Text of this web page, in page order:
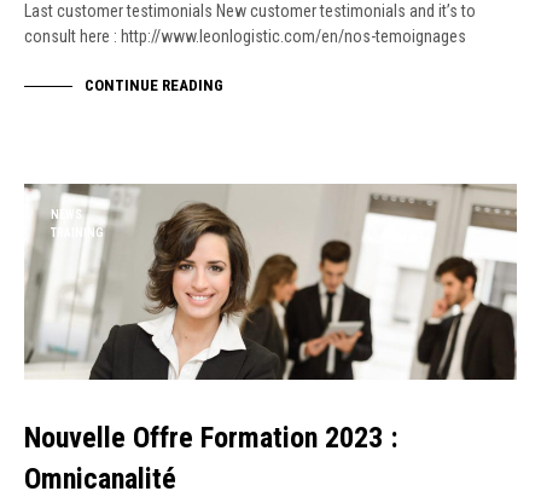
Last customer testimonials New customer testimonials and it’s to
consult here : http://www.leonlogistic.com/en/nos-temoignages
CONTINUE READING
NEWS
TRAINING
Nouvelle Offre Formation 2023 :
Omnicanalité